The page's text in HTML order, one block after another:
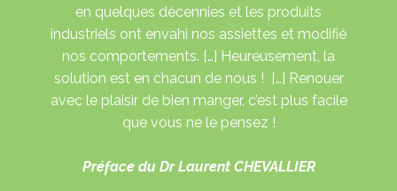
en quelques décennies et les produits
industriels ont envahi nos assiettes et modifié
nos comportements. […] Heureusement, la
solution est en chacun de nous ! […] Renouer
avec le plaisir de bien manger, c’est plus facile
que vous ne le pensez !
Préface du Dr Laurent CHEVALLIER